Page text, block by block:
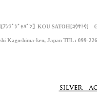
ﾝﾌﾟｼﾞｬﾊﾟﾝ］KOU SATOH[ｺｳｻﾄｳ]
Kagoshima-ken, Japan TEL : 099-